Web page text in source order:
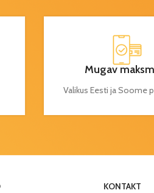
Mugav
Valikus Eesti ja Soome
KONTAKT